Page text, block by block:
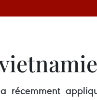
récemment